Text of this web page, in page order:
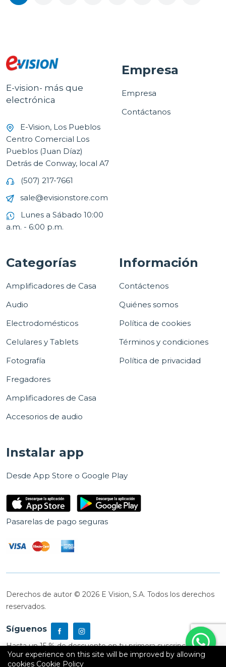
E-vision- más que
electrónica
E-Vision, Los Pueblos
Centro Comercial Los
Pueblos (Juan Díaz)
Detrás de Conway, local A7
(507) 217-7661
sale@evisionstore.com
Lunes a Sábado 10:00
a.m. - 6:00 p.m.
Empresa
Empresa
Contáctanos
Categorías
Amplificadores de Casa
Audio
Electrodomésticos
Celulares y Tablets
Fotografía
Fregadores
Amplificadores de Casa
Accesorios de audio
Información
Contáctenos
Quiénes somos
Política de cookies
Términos y condiciones
Política de privacidad
Instalar app
Desde App Store o Google Play
Pasarelas de pago seguras
Derechos de autor © 2026 E Vision, S.A. Todos los derechos
reservados.
Síguenos
Hasta un 15 % de descuento en tu primera suscripción
Your experience on this site will be improved by allowing
cookies Cookie Policy